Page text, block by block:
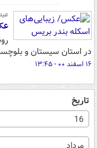
در استان سیستان و
۱۶ اسفند ۰۰ - ۱۳:۴۵
تاریخ
16